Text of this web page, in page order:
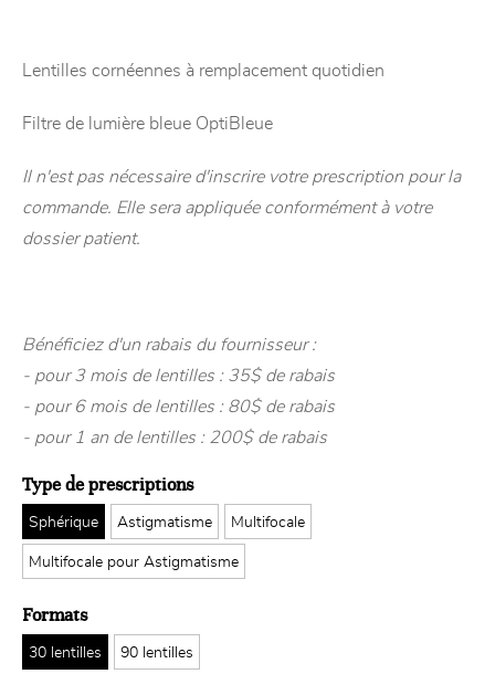
Lentilles cornéennes à remplacement quotidien
Filtre de lumière bleue OptiBleue
Il n'est pas nécessaire d'inscrire votre prescription pour la
commande. Elle sera appliquée conformément à votre
dossier patient.
Bénéficiez d'un rabais du fournisseur :
- pour 3 mois de lentilles : 35$ de rabais
- pour 6 mois de lentilles : 80$ de rabais
- pour 1 an de lentilles : 200$ de rabais
Type de prescriptions
Sphérique Astigmatisme Multifocale
Multifocale pour Astigmatisme
Formats
30 lentilles 90 lentilles